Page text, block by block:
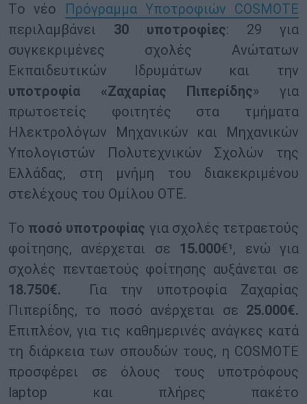
Tο νέο
Πρόγραμμα Υποτροφιών COSMOTE
περιλαμβάνει 30 υποτροφίες: 29 για
συγκεκριμένες σχολές Ανώτατων
Εκπαιδευτικών Ιδρυμάτων και την
υποτροφία «Ζαχαρίας Πιπερίδης» για
πρωτοετείς φοιτητές στα τμήματα
Ηλεκτρολόγων Μηχανικών και Μηχανικών
Υπολογιστών Πολυτεχνικών Σχολών της
Ελλάδας, στη μνήμη του διακεκριμένου
στελέχους του Ομίλου ΟΤΕ.
To ποσό υποτροφίας για σχολές τετραετούς
φοίτησης, ανέρχεται σε 15.000€¹, ενώ για
σχολές πενταετούς φοίτησης αυξάνεται σε
18.750€. Για την υποτροφία Ζαχαρίας
Πιπερίδης, το ποσό ανέρχεται σε 25.000€.
Επιπλέον, για τις καθημερινές ανάγκες κατά
τη διάρκεια των σπουδών τους, η COSMOTE
προσφέρει σε όλους τους υποτρόφους
laptop και πλήρες πακέτο